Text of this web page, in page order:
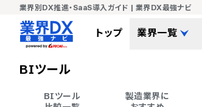
業界別DX推進・SaaS導入ガイド | 業界DX最強ナビ
トップ 業界一覧
BIツール
BIツール
製造業界に